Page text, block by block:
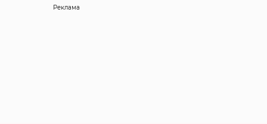
Реклама